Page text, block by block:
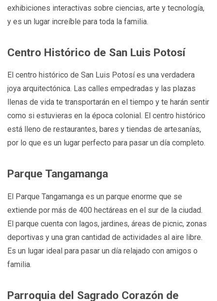
exhibiciones interactivas sobre ciencias, arte y tecnología,
y es un lugar increíble para toda la familia.
Centro Histórico de San Luis Potosí
El centro histórico de San Luis Potosí es una verdadera
joya arquitectónica. Las calles empedradas y las plazas
llenas de vida te transportarán en el tiempo y te harán sentir
como si estuvieras en la época colonial. El centro histórico
está lleno de restaurantes, bares y tiendas de artesanías,
por lo que es un lugar perfecto para pasar un día completo.
Parque Tangamanga
El Parque Tangamanga es un parque enorme que se
extiende por más de 400 hectáreas en el sur de la ciudad.
El parque cuenta con lagos, jardines, áreas de picnic, zonas
deportivas y una gran cantidad de actividades al aire libre.
Es un lugar ideal para pasar un día relajado con amigos o
familia.
Parroquia del Sagrado Corazón de